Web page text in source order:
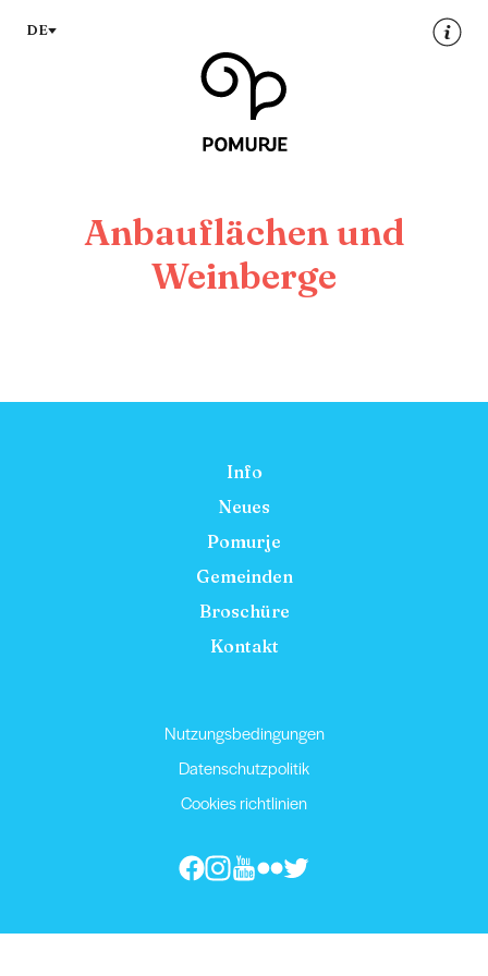
vsebino
DE
Anbauflächen und
Weinberge
Info
Neues
Pomurje
Gemeinden
Broschüre
Kontakt
Nutzungsbedingungen
Datenschutzpolitik
Cookies richtlinien